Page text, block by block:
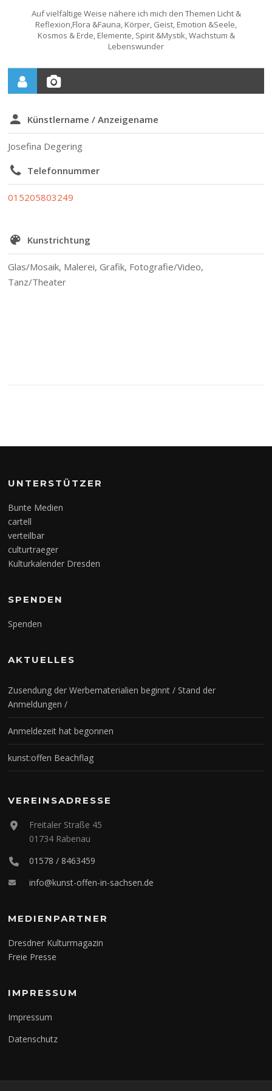
Auf vielfältige Weise nähere ich mich den Themen Licht &
Reflexion,Flora &Fauna, Körper, Geist, Emotion &Seele,
Kosmos & Erde, Elemente, Spirit &Mystik, Wachstum &
Lebenswunder
Künstlername / Anzeigename
Josefina Degering
Telefonnummer
015205803249
Kunstrichtung
Glas/Mosaik, Malerei, Grafik, Fotografie/Video,
Tanz/Theater
UNTERSTÜTZER
Bunte Medien
cartell
verteilbar
culturtraeger
Kulturkalender Dresden
SPENDEN
Spenden
AKTUELLES
Zusendung der Werbematerialien beginnt / Stand der
Anmeldungen /
Anmeldezeit hat begonnen
kunst:offen Beachflag
VEREINSADRESSE
Freitaler Straße 45
01734 Rabenau
01578 / 8463459
info@kunst-offen-in-sachsen.de
MEDIENPARTNER
Dresdner Kulturmagazin
Freie Presse
IMPRESSUM
Impressum
Datenschutz